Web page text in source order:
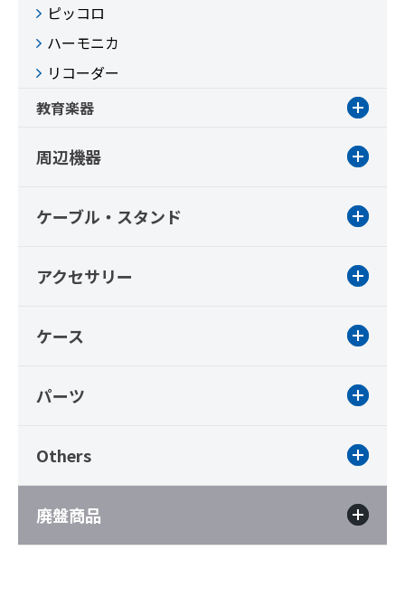
ピッコロ
ハーモニカ
リコーダー
教育楽器
周辺機器
ケーブル・スタンド
アクセサリー
ケース
パーツ
Others
廃盤商品